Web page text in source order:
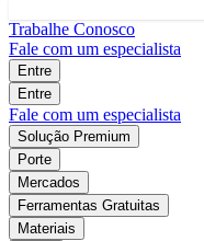
Trabalhe Conosco
Fale com um especialista
Entre
Entre
Fale com um especialista
Solução Premium
Porte
Mercados
Ferramentas Gratuitas
Materiais